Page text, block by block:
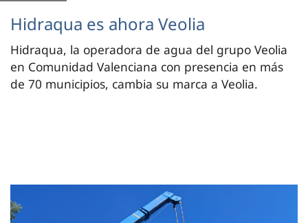
Hidraqua es ahora Veolia
Hidraqua, la operadora de agua del grupo Veolia
en Comunidad Valenciana con presencia en más
de 70 municipios, cambia su marca a Veolia.